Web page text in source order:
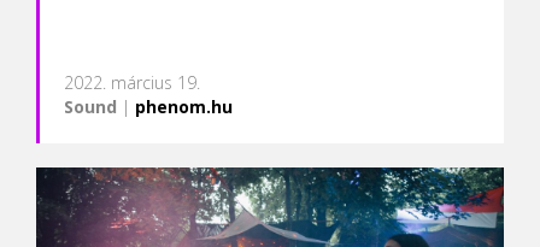
2022. március 19.
Sound | phenom.hu